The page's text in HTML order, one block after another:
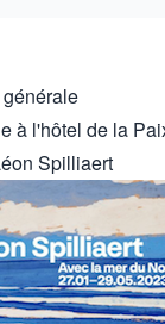
à l'hôtel de la
Spilliaert